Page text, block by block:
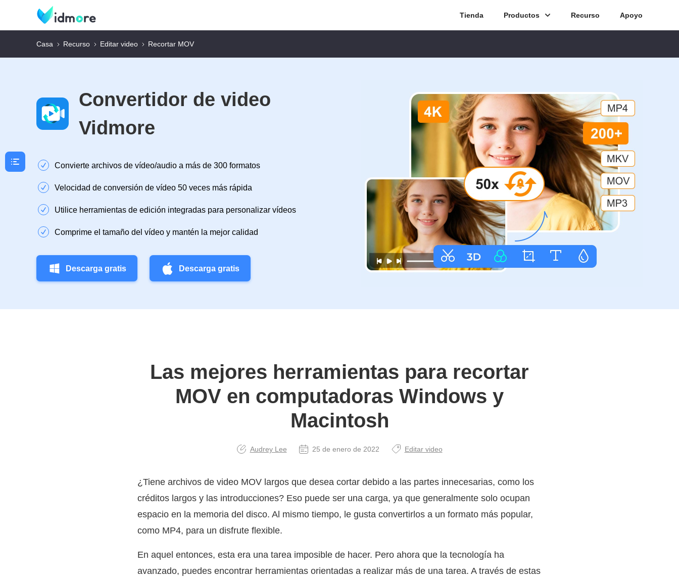
Tienda Productos Recurso Apoyo
Casa Recurso Editar video Recortar MOV
Convertidor de video
Vidmore
Convierte archivos de vídeo/audio a más de 300 formatos
Velocidad de conversión de vídeo 50 veces más rápida
Utilice herramientas de edición integradas para personalizar vídeos
Comprime el tamaño del vídeo y mantén la mejor calidad
Descarga gratis Descarga gratis
Las mejores herramientas para recortar
MOV en computadoras Windows y
Macintosh
Audrey Lee 25 de enero de 2022 Editar video
¿Tiene archivos de video MOV largos que desea cortar debido a las partes innecesarias, como los
créditos largos y las introducciones? Eso puede ser una carga, ya que generalmente solo ocupan
espacio en la memoria del disco. Al mismo tiempo, le gusta convertirlos a un formato más popular,
como MP4, para un disfrute flexible.
En aquel entonces, esta era una tarea imposible de hacer. Pero ahora que la tecnología ha
avanzado, puedes encontrar herramientas orientadas a realizar más de una tarea. A través de estas